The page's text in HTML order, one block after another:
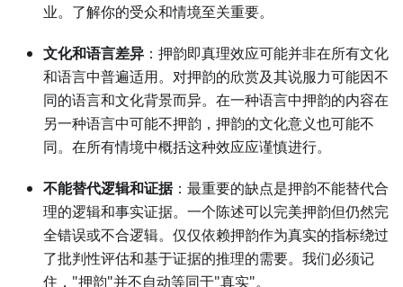
业。了解你的受众和情境至关重要。
文化和语言差异 ：押韵即真理效应可能并非在所有文化
和语言中普遍适用。对押韵的欣赏及其说服力可能因不
同的语言和文化背景而异。在一种语言中押韵的内容在
另一种语言中可能不押韵，押韵的文化意义也可能不
同。在所有情境中概括这种效应应谨慎进行。
不能替代逻辑和证据：最重要的缺点是押韵不能替代合
理的逻辑和事实证据。一个陈述可以完美押韵但仍然完
全错误或不合逻辑。仅仅依赖押韵作为真实的指标绕过
了批判性评估和基于证据的推理的需要。我们必须记
住，"押韵"并不自动等同于"真实"。